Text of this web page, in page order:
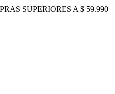
SUPERIORES A $ 59.990